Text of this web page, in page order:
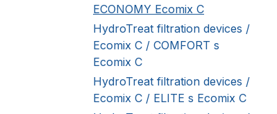
ECONOMY Ecomix C
HydroTreat filtration devices /
Ecomix C / COMFORT s
Ecomix C
HydroTreat filtration devices /
Ecomix C / ELITE s Ecomix C